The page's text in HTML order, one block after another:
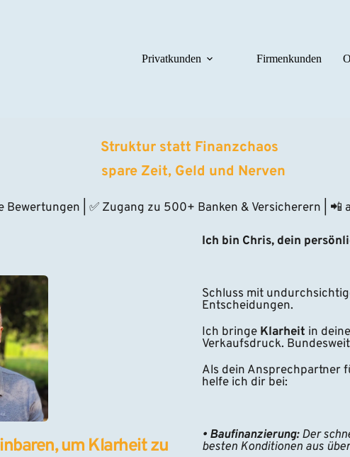
Privatkunden Firmenkunden
Struktur statt Finanzchaos
spare Zeit, Geld und Nerven
Bewertungen | ✅ Zugang zu 500+ Banken & Versicherern |
um Klarheit zu
Ich bin Chris, dein
Schluss mit
Entscheidungen.
Ich bringe Klarheit in
Verkaufsdruck.
Als dein Ansprechpartner
helfe ich dir bei:
• Baufinanzierung: Der
besten Konditionen aus